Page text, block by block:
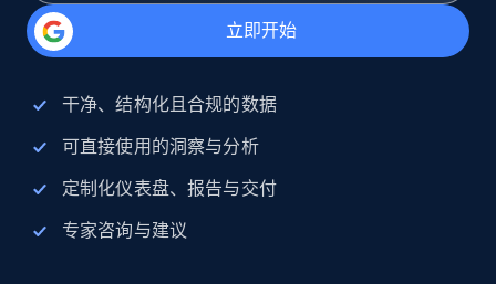
立即开始
干净、结构化且合规的数据
可直接使用的洞察与分析
定制化仪表盘、报告与交付
专家咨询与建议